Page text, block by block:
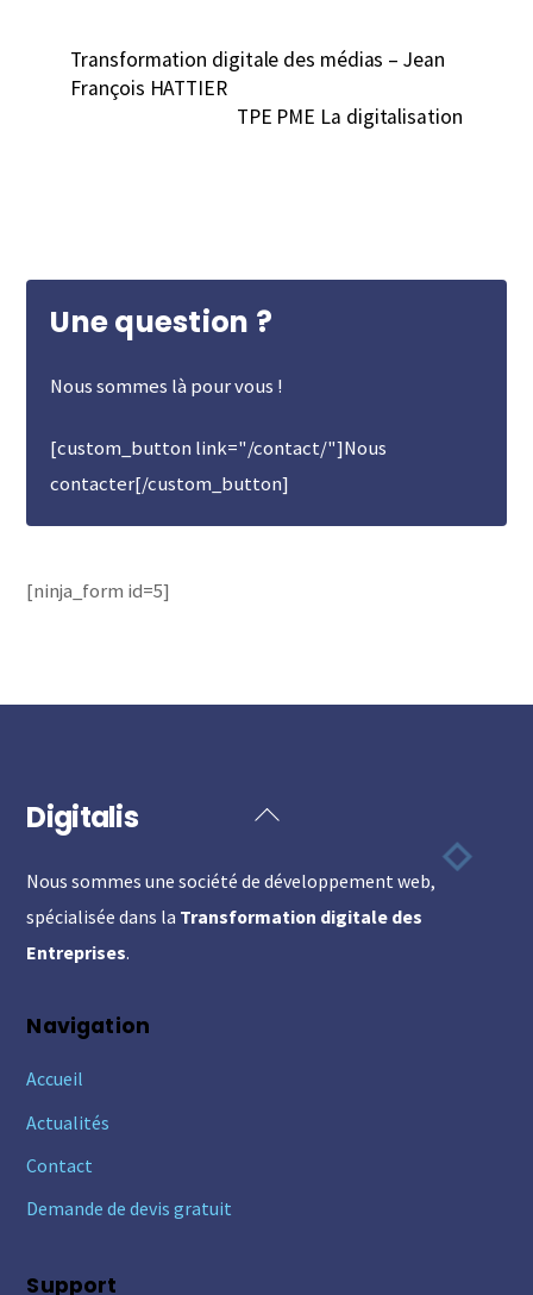
Transformation digitale des médias – Jean
François HATTIER
TPE PME La digitalisation
Une question ?
Nous sommes là pour vous !
[custom_button link="/contact/"]Nous
contacter[/custom_button]
[ninja_form id=5]
Back
Top
Digitalis
Nous sommes une société de développement web,
spécialisée dans la Transformation digitale des
Entreprises.
Navigation
Accueil
Actualités
Contact
Demande de devis gratuit
Support